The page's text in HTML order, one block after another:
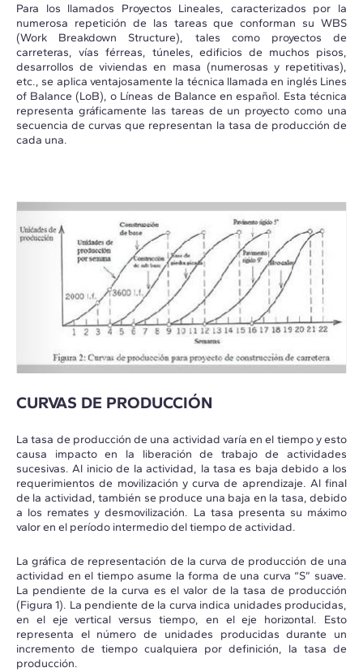
Para los llamados Proyectos Lineales, caracterizados por la
numerosa repetición de las tareas que conforman su WBS
(Work Breakdown Structure), tales como proyectos de
carreteras, vías férreas, túneles, edificios de muchos pisos,
desarrollos de viviendas en masa (numerosas y repetitivas),
etc., se aplica ventajosamente la técnica llamada en inglés Lines
of Balance (LoB), o Líneas de Balance en español. Esta técnica
representa gráficamente las tareas de un proyecto como una
secuencia de curvas que representan la tasa de producción de
cada una.
CURVAS DE PRODUCCIÓN
La tasa de producción de una actividad varía en el tiempo y esto
causa impacto en la liberación de trabajo de actividades
sucesivas. Al inicio de la actividad, la tasa es baja debido a los
requerimientos de movilización y curva de aprendizaje. Al final
de la actividad, también se produce una baja en la tasa, debido
a los remates y desmovilización. La tasa presenta su máximo
valor en el período intermedio del tiempo de actividad.
La gráfica de representación de la curva de producción de una
actividad en el tiempo asume la forma de una curva “S” suave.
La pendiente de la curva es el valor de la tasa de producción
(Figura 1). La pendiente de la curva indica unidades producidas,
en el eje vertical versus tiempo, en el eje horizontal. Esto
representa el número de unidades producidas durante un
incremento de tiempo cualquiera por definición, la tasa de
producción.